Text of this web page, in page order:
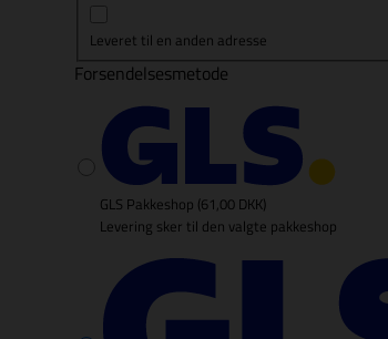
Leveret til en anden adresse
Forsendelsesmetode
GLS Pakkeshop (61,00 DKK)
Levering sker til den valgte pakkeshop